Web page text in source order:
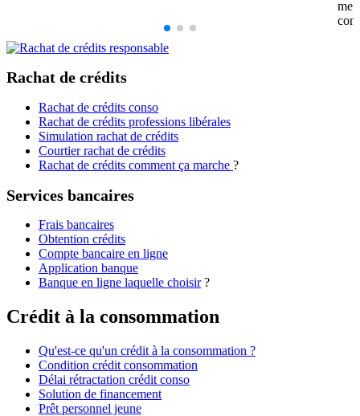
Rachat de crédits
Rachat de crédits conso
Rachat de crédits professions libérales
Simulation rachat de crédits
Courtier rachat de crédits
Rachat de crédits comment ça marche ?
Services bancaires
Frais bancaires
Obtention crédits
Compte bancaire en ligne
Application banque
Banque en ligne laquelle choisir?
Crédit à la consommation
Qu'est-ce qu'un crédit à la consommation ?
Condition crédit consommation
Délai rétractation crédit conso
Solution de financement
Prêt personnel jeune